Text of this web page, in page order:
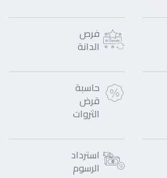
فرص
الدانة
حاسبة
قرض
الثروات
استرداد
الرسوم